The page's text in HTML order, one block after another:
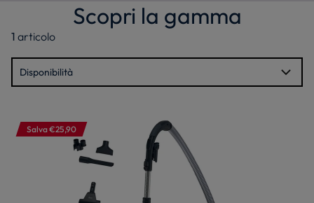
Scopri la gamma
1 articolo
Salva €25,90